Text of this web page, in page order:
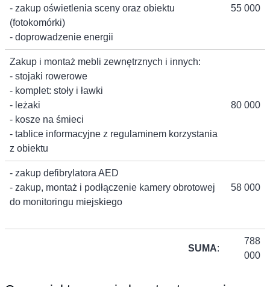
- zakup oświetlenia sceny oraz obiektu
(fotokomórki)
- doprowadzenie energii
55 000
Zakup i montaż mebli zewnętrznych i innych:
- stojaki rowerowe
- komplet: stoły i ławki
- leżaki
- kosze na śmieci
- tablice informacyjne z regulaminem korzystania
z obiektu
80 000
- zakup defibrylatora AED
- zakup, montaż i podłączenie kamery obrotowej
do monitoringu miejskiego
58 000
SUMA:
788
000